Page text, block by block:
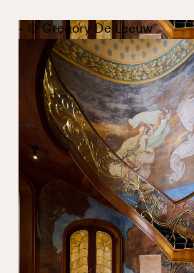
- © Gregory De Leeuw